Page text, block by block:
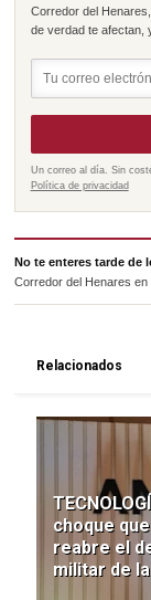
Corredor del
de verdad te afectan,
Un correo al día. Sin
Política de privacidad
No te enteres tarde de
Corredor del Henares
Relacionados
choque
reabre el
militar de